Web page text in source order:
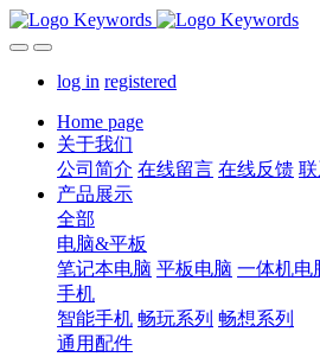
log in registered
Home page
关于我们
公司简介 在线留言 在线反馈
产品展示
全部
电脑&平板
笔记本电脑 平板电脑 一体机电
手机
智能手机 畅玩系列 畅想系列
通用配件